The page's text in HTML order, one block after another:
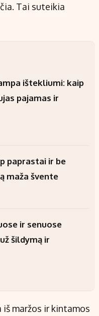
Tai suteikia
ištekliumi: kaip
pajamas ir
paprastai ir be
maža švente
ir senuose
šildymą ir
maržos ir kintamos